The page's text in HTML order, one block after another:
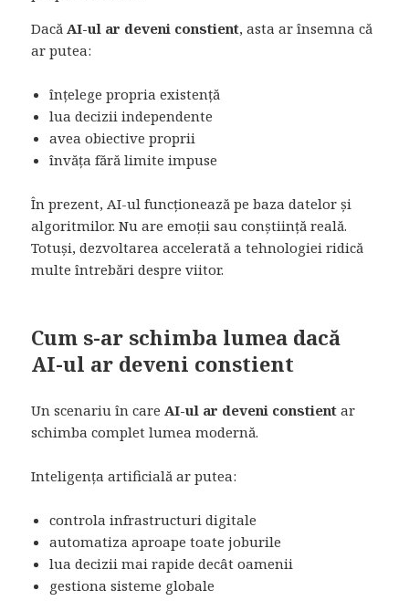
Dacă AI-ul ar deveni constient, asta ar însemna că
ar putea:
înțelege propria existență
lua decizii independente
avea obiective proprii
învăța fără limite impuse
În prezent, AI-ul funcționează pe baza datelor și
algoritmilor. Nu are emoții sau conștiință reală.
Totuși, dezvoltarea accelerată a tehnologiei ridică
multe întrebări despre viitor.
Cum s-ar schimba lumea dacă
AI-ul ar deveni constient
Un scenariu în care AI-ul ar deveni constient ar
schimba complet lumea modernă.
Inteligența artificială ar putea:
controla infrastructuri digitale
automatiza aproape toate joburile
lua decizii mai rapide decât oamenii
gestiona sisteme globale